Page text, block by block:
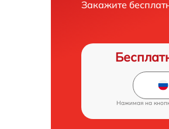
Закажите
Нажимая на